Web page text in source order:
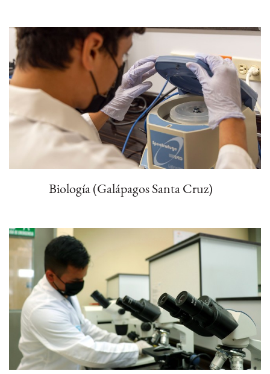
Biología (Galápagos Santa Cruz)